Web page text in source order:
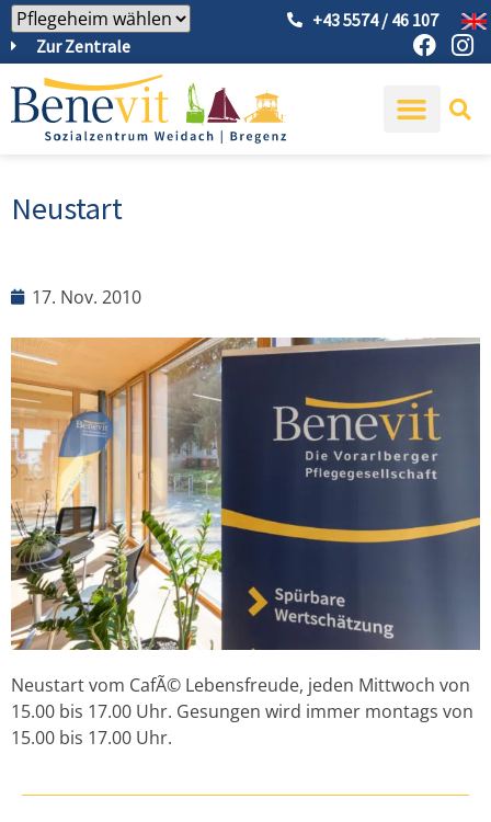
Zur Zentrale
+43 5574 / 46 107
Neustart
17. Nov. 2010
Neustart vom CafÃ© Lebensfreude, jeden Mittwoch von
15.00 bis 17.00 Uhr. Gesungen wird immer montags von
15.00 bis 17.00 Uhr.